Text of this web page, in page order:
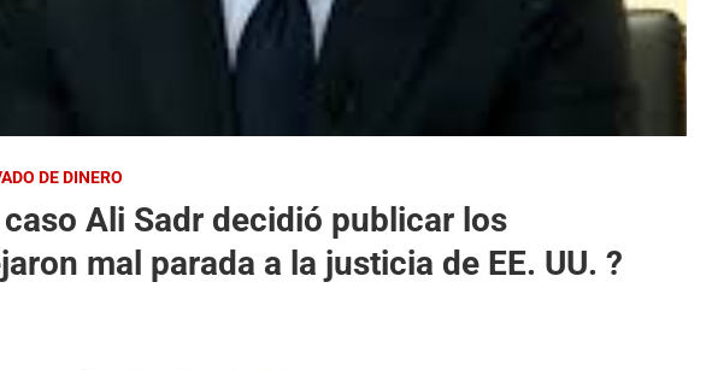
DE DINERO
Ali Sadr decidió publicar los
mal parada a la justicia de EE. UU. ?